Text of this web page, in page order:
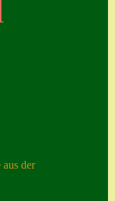
Neuheiten
aus der